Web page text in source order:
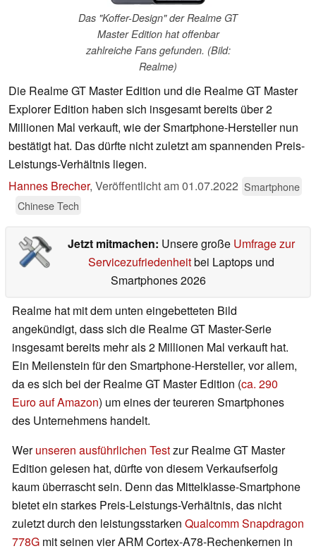
Das "Koffer-Design" der Realme GT
Master Edition hat offenbar
zahlreiche Fans gefunden. (Bild:
Realme)
Die Realme GT Master Edition und die Realme GT Master
Explorer Edition haben sich insgesamt bereits über 2
Millionen Mal verkauft, wie der Smartphone-Hersteller nun
bestätigt hat. Das dürfte nicht zuletzt am spannenden Preis-
Leistungs-Verhältnis liegen.
Hannes Brecher, Veröffentlicht am01.07.2022 Smartphone
Chinese Tech
Jetzt mitmachen: Unsere große Umfrage zur
Servicezufriedenheitbei Laptops und
Smartphones 2026
Realme hat mit dem unten eingebetteten Bild
angekündigt, dass sich die Realme GT Master-Serie
insgesamt bereits mehr als 2 Millionen Mal verkauft hat.
Ein Meilenstein für den Smartphone-Hersteller, vor allem,
da es sich bei der Realme GT Master Edition (ca. 290
Euro auf Amazon) um eines der teureren Smartphones
des Unternehmens handelt.
Werunseren ausführlichen Testzur Realme GT Master
Edition gelesen hat, dürfte von diesem Verkaufserfolg
kaum überrascht sein. Denn das Mittelklasse-Smartphone
bietet ein starkes Preis-Leistungs-Verhältnis, das nicht
zuletzt durch den leistungsstarken Qualcomm Snapdragon
778G mit seinen vier ARM Cortex-A78-Rechenkernen in